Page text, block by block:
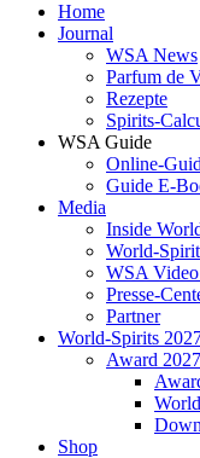
Home
Journal
WSA News
Parfum de
Rezepte
Spirits-
WSA Guide
Online-
Guide E-
Media
Inside
World-
WSA
Presse-
Partner
World-Spirits
Award 2027
Shop